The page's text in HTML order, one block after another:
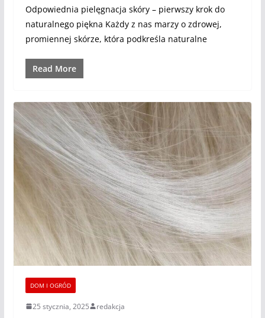
Odpowiednia pielęgnacja skóry – pierwszy krok do
naturalnego piękna Każdy z nas marzy o zdrowej,
promiennej skórze, która podkreśla naturalne
Read More
DOM I OGRÓD
25 stycznia, 2025 redakcja